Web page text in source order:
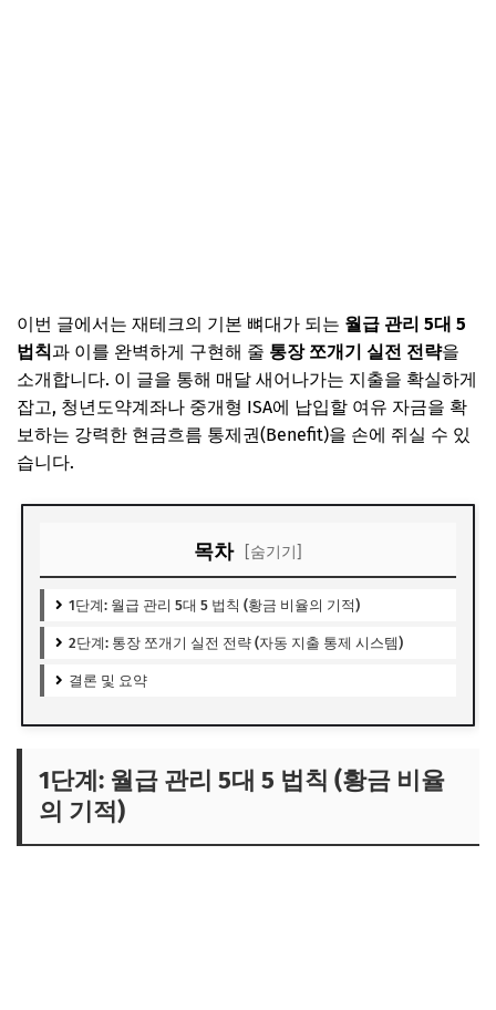
이번 글에서는 재테크의 기본 뼈대가 되는 월급 관리 5대 5
법칙과 이를 완벽하게 구현해 줄 통장 쪼개기 실전 전략을
소개합니다. 이 글을 통해 매달 새어나가는 지출을 확실하게
잡고, 청년도약계좌나 중개형 ISA에 납입할 여유 자금을 확
보하는 강력한 현금흐름 통제권(Benefit)을 손에 쥐실 수 있
습니다.
목차 [숨기기]
1단계: 월급 관리 5대 5 법칙 (황금 비율의 기적)
2단계: 통장 쪼개기 실전 전략 (자동 지출 통제 시스템)
결론 및 요약
1단계: 월급 관리 5대 5 법칙 (황금 비율
의 기적)